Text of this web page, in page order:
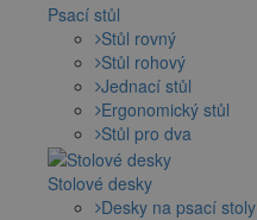
Psací stůl
Stůl rovný
Stůl rohový
Jednací stůl
Ergonomický stůl
Stůl pro dva
Stolové desky
Desky na psací stoly